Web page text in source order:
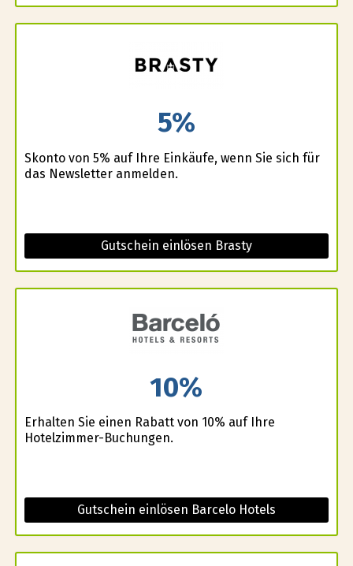
5%
Skonto von 5% auf Ihre Einkäufe, wenn Sie sich für
das Newsletter anmelden.
Gutschein einlösen Brasty
10%
Erhalten Sie einen Rabatt von 10% auf Ihre
Hotelzimmer-Buchungen.
Gutschein einlösen Barcelo Hotels